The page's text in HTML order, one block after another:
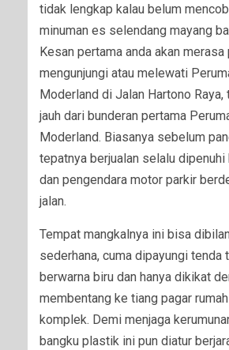
tidak lengkap kalau belum
minuman es selendang mayang
Kesan pertama anda akan
mengunjungi atau melewati
Moderland di Jalan Hartono Raya,
jauh dari bunderan pertama
Moderland. Biasanya sebelum
tepatnya berjualan selalu dipenuhi
dan pengendara motor parkir
jalan.
Tempat mangkalnya ini bisa
sederhana, cuma dipayungi tenda
berwarna biru dan hanya dikikat
membentang ke tiang pagar
komplek. Demi menjaga
bangku plastik ini pun diatur